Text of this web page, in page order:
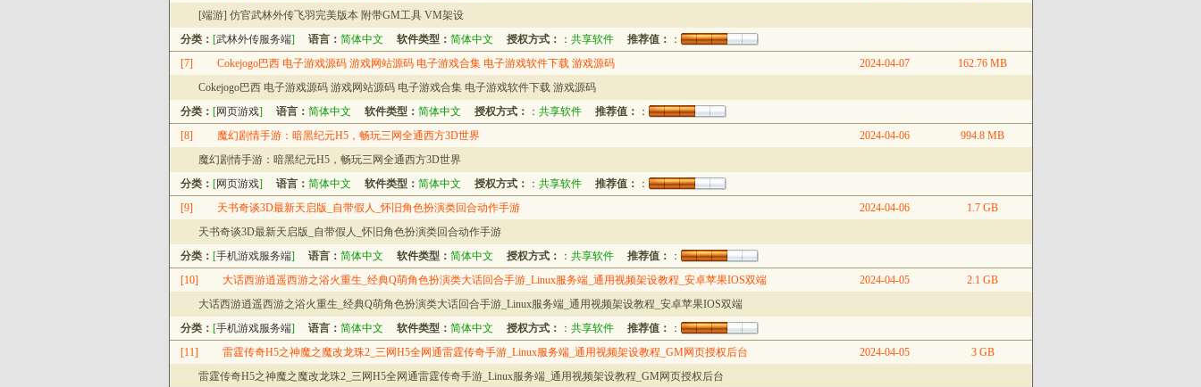
[端游] 仿官武林外传飞羽完美版本 附带GM工具 VM架设
分类： [武林外传服务端] 语言： 简体中文 软件类型： 简体中文 授权方式： ： 共享软件 推荐值：
：
162.76 MB
2024-04-07
[7]
Cokejogo巴西 电子游戏源码 游戏网站源码 电子游戏合集 电子游戏软件下载 游戏源码
Cokejogo巴西 电子游戏源码 游戏网站源码 电子游戏合集 电子游戏软件下载 游戏源码
分类： [网页游戏] 语言： 简体中文 软件类型： 简体中文 授权方式： ： 共享软件 推荐值：
：
994.8 MB
2024-04-06
[8]
魔幻剧情手游：暗黑纪元H5，畅玩三网全通西方3D世界
魔幻剧情手游：暗黑纪元H5，畅玩三网全通西方3D世界
分类： [网页游戏] 语言： 简体中文 软件类型： 简体中文 授权方式： ： 共享软件 推荐值：
：
1.7 GB
2024-04-06
[9]
天书奇谈3D最新天启版_自带假人_怀旧角色扮演类回合动作手游
天书奇谈3D最新天启版_自带假人_怀旧角色扮演类回合动作手游
分类： [手机游戏服务端] 语言： 简体中文 软件类型： 简体中文 授权方式： ： 共享软件 推荐值：
：
2.1 GB
2024-04-05
[10]
大话西游逍遥西游之浴火重生_经典Q萌角色扮演类大话回合手游_Linux服务端_通用视频架设教程_安卓苹果IOS双端
大话西游逍遥西游之浴火重生_经典Q萌角色扮演类大话回合手游_Linux服务端_通用视频架设教程_安卓苹果IOS双端
分类： [手机游戏服务端] 语言： 简体中文 软件类型： 简体中文 授权方式： ： 共享软件 推荐值：
：
3 GB
2024-04-05
[11]
雷霆传奇H5之神魔之魔改龙珠2_三网H5全网通雷霆传奇手游_Linux服务端_通用视频架设教程_GM网页授权后台
雷霆传奇H5之神魔之魔改龙珠2_三网H5全网通雷霆传奇手游_Linux服务端_通用视频架设教程_GM网页授权后台